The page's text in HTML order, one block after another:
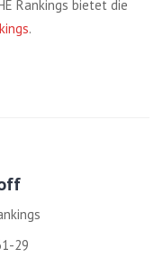
Rankings bietet die
.
29